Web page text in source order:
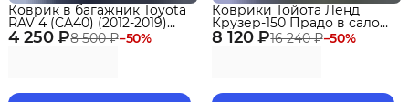
4 250 ₽8 500 ₽−50%
Коврик в багажник Toyota
RAV 4 (CA40) (2012-2019)
EVA 3D Premium 8 120 ₽16 240 ₽−50%
Коврики Тойота Ленд
Крузер-150 Прадо в салон
Toyota с бортиками, эва,